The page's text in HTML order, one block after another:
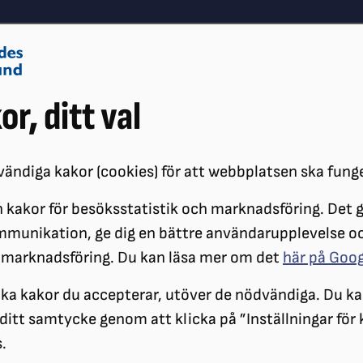
ditt val
kakor (cookies) för att webbplatsen ska
kakor för besöksstatistik och marknadsföring. Det
ge dig en bättre användarupplevelse
Du kan läsa mer om det här på
kakor du accepterar, utöver de nödvändiga. Du
samtycke genom att klicka på ”Inställningar för
Påverkansarbete
FONDER
Stipendier och
Större delen av den bidrags-